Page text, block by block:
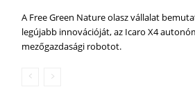
A Free Green Nature olasz vállalat
legújabb innovációját, az Icaro X4
mezőgazdasági robotot.